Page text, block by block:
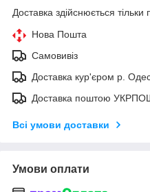
Доставка здійснюється тільки
Нова Пошта
Самовивіз
Доставка кур'єром р.
Доставка поштою
Всі умови доставки
Умови оплати